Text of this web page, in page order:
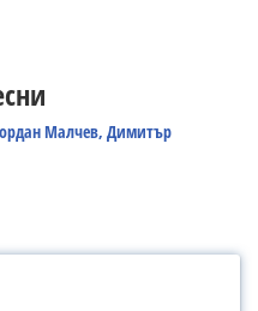
Малчев, Димитър